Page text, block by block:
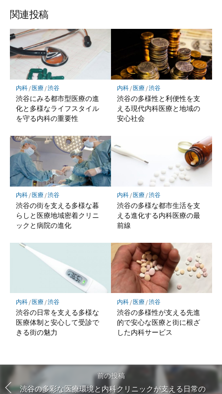
関連投稿
内科/医療/渋谷
渋谷にみる都市型医療の進
化と多様なライフスタイル
を守る内科の重要性
内科/医療/渋谷
渋谷の多様性と利便性を支
える現代内科医療と地域の
安心社会
内科/医療/渋谷
渋谷の街を支える多様な暮
らしと医療地域密着クリニ
ックと病院の進化
内科/医療/渋谷
渋谷の多様な都市生活を支
える進化する内科医療の最
前線
内科/医療/渋谷
渋谷の日常を支える多様な
医療体制と安心して受診で
きる街の魅力
内科/医療/渋谷
渋谷の多様性が支える先進
的で安心な医療と街に根ざ
した内科サービス
前の投稿
渋谷の多彩な医療環境と内科クリニックが支える日常の